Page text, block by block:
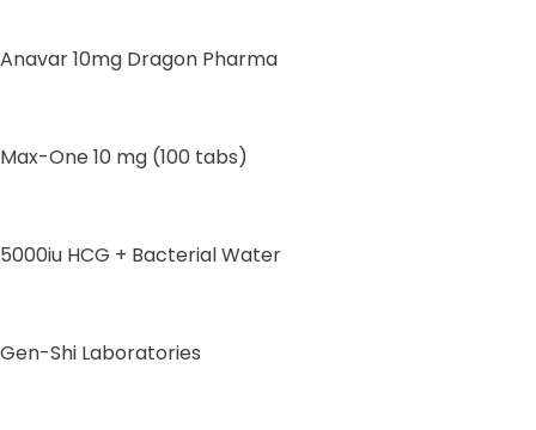
Anavar 10mg Dragon Pharma
Max-One 10 mg (100 tabs)
5000iu HCG + Bacterial Water
Gen-Shi Laboratories